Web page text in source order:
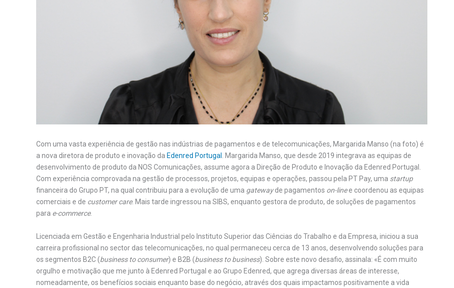
Com uma vasta experiência de gestão nas indústrias de pagamentos e de telecomunicações, Margarida Manso (na foto) é
a nova diretora de produto e inovação da Edenred Portugal . Margarida Manso, que desde 2019 integrava as equipas de
desenvolvimento de produto da NOS Comunicações, assume agora a Direção de Produto e Inovação da Edenred Portugal.
Com experiência comprovada na gestão de processos, projetos, equipas e operações, passou pela PT Pay, uma startup
financeira do Grupo PT, na qual contribuiu para a evolução de uma gatewayde pagamentos on-linee coordenou as equipas
comerciais e de customer care. Mais tarde ingressou na SIBS, enquanto gestora de produto, de soluções de pagamentos
para e-commerce.
Licenciada em Gestão e Engenharia Industrial pelo Instituto Superior das Ciências do Trabalho e da Empresa, iniciou a sua
carreira profissional no sector das telecomunicações, no qual permaneceu cerca de 13 anos, desenvolvendo soluções para
os segmentos B2C (business to consumer) e B2B (business to business). Sobre este novo desafio, assinala: «É com muito
orgulho e motivação que me junto à Edenred Portugal e ao Grupo Edenred, que agrega diversas áreas de interesse,
nomeadamente, os benefícios sociais enquanto base do negócio, através dos quais impactamos positivamente a vida